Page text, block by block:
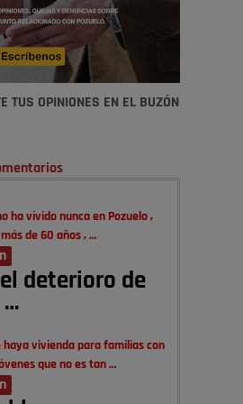
TUS OPINIONES EN EL BUZÓN
ha vivido nunca en Pozuelo ,
de 60 años , …
deterioro de
…
haya vivienda para familias con
que no es tan …